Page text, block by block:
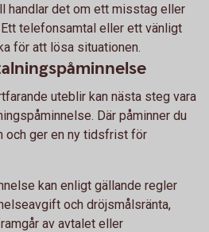
handlar det om ett misstag eller
telefonsamtal eller ett vänligt
för att lösa situationen.
uteblir kan nästa steg vara
Där påminner du
och ger en ny tidsfrist för
kan enligt gällande regler
och dröjsmålsränta,
av avtalet eller